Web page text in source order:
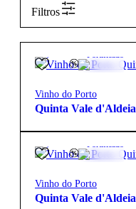
Filtros
Fortificado
Vinho do Porto
Quinta Vale d'Aldeia
Fortificado
Vinho do Porto
Quinta Vale d'Aldeia